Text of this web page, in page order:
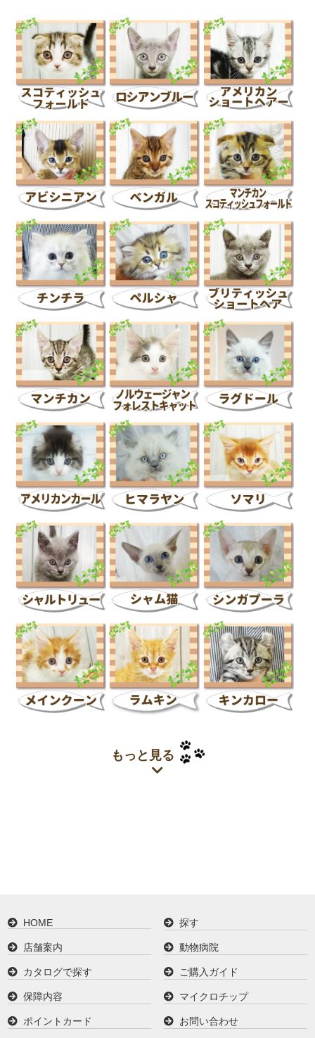
もっと見る
HOME 探す
店舗案内 動物病院
カタログで探す ご購入ガイド
保障内容 マイクロチップ
ポイントカード お問い合わせ